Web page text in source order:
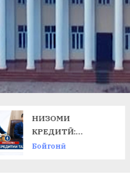
НИЗОМИ
КРЕДИТӢ:
ТАЛАБОТИ ЗАМОН
Бойгонӣ